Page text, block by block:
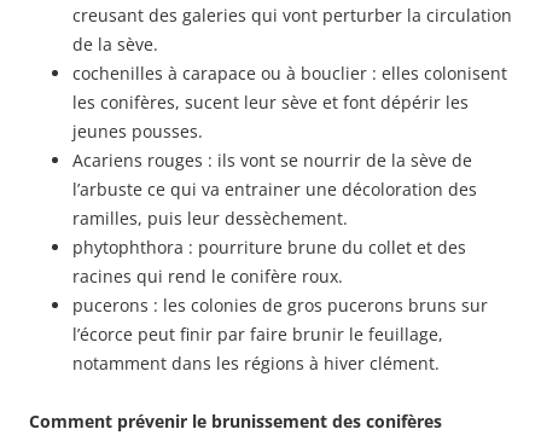
creusant des galeries qui vont perturber la circulation
de la sève.
cochenilles à carapace ou à bouclier : elles colonisent
les conifères, sucent leur sève et font dépérir les
jeunes pousses.
Acariens rouges : ils vont se nourrir de la sève de
l’arbuste ce qui va entrainer une décoloration des
ramilles, puis leur dessèchement.
phytophthora : pourriture brune du collet et des
racines qui rend le conifère roux.
pucerons : les colonies de gros pucerons bruns sur
l’écorce peut finir par faire brunir le feuillage,
notamment dans les régions à hiver clément.
Comment prévenir le brunissement des conifères